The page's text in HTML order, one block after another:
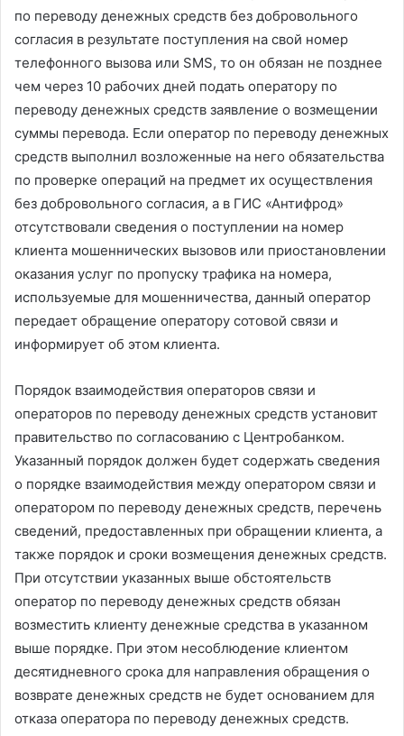
по переводу денежных средств без добровольного
согласия в результате поступления на свой номер
телефонного вызова или SMS, то он обязан не позднее
чем через 10 рабочих дней подать оператору по
переводу денежных средств заявление о возмещении
суммы перевода. Если оператор по переводу денежных
средств выполнил возложенные на него обязательства
по проверке операций на предмет их осуществления
без добровольного согласия, а в ГИС «Антифрод»
отсутствовали сведения о поступлении на номер
клиента мошеннических вызовов или приостановлении
оказания услуг по пропуску трафика на номера,
используемые для мошенничества, данный оператор
передает обращение оператору сотовой связи и
информирует об этом клиента.
Порядок взаимодействия операторов связи и
операторов по переводу денежных средств установит
правительство по согласованию с Центробанком.
Указанный порядок должен будет содержать сведения
о порядке взаимодействия между оператором связи и
оператором по переводу денежных средств, перечень
сведений, предоставленных при обращении клиента, а
также порядок и сроки возмещения денежных средств.
При отсутствии указанных выше обстоятельств
оператор по переводу денежных средств обязан
возместить клиенту денежные средства в указанном
выше порядке. При этом несоблюдение клиентом
десятидневного срока для направления обращения о
возврате денежных средств не будет основанием для
отказа оператора по переводу денежных средств.